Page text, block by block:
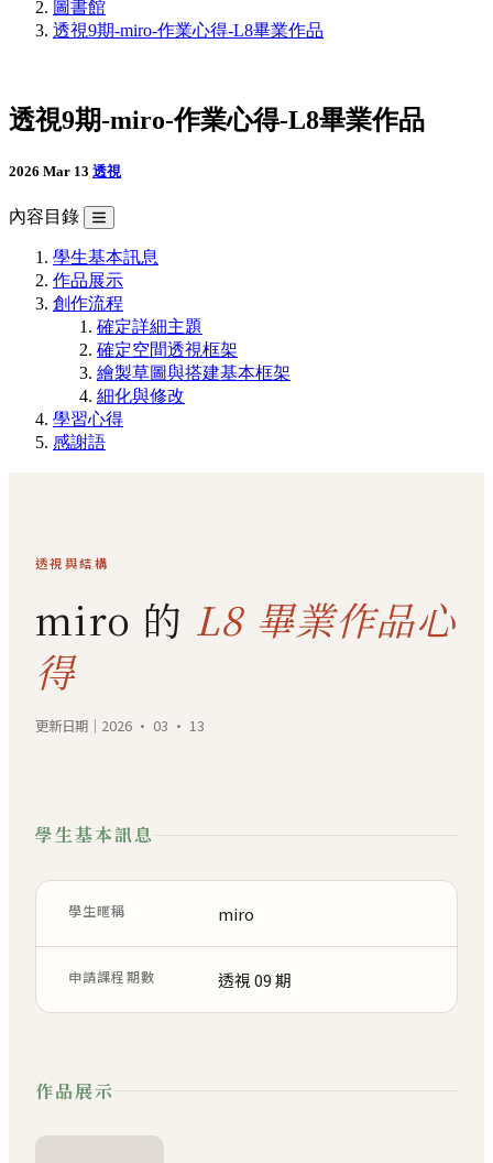
圖書館
透視9期-miro-作業心得-L8畢業作品
透視9期-miro-作業心得-L8畢業作品
2026 Mar 13 透視
內容目錄
學生基本訊息
作品展示
創作流程
確定詳細主題
確定空間透視框架
繪製草圖與搭建基本框架
細化與修改
學習心得
感謝語
透視與結構
miro 的 L8 畢業作品心
得
更新日期｜2026 · 03 · 13
學生基本訊息
學生暱稱 miro
申請課程期數 透視 09 期
作品展示